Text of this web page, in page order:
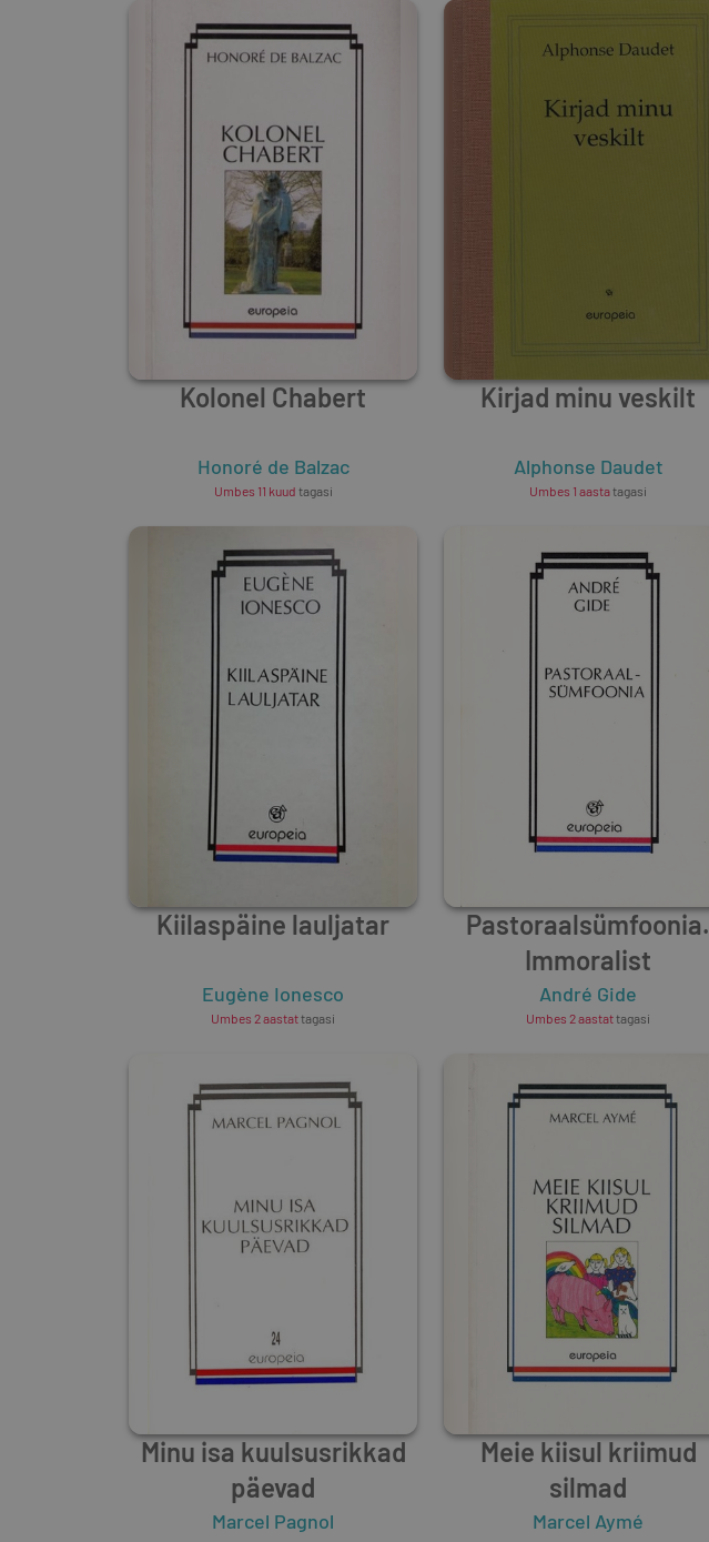
Kolonel Chabert
Honoré de Balzac
Umbes 11 kuud tagasi
Kirjad minu veskilt
Alphonse Daudet
Umbes 1 aastatagasi
Kiilaspäine lauljatar
Eugène Ionesco
Umbes 2 aastattagasi
Pastoraalsümfoonia.
Immoralist
André Gide
Umbes 2 aastattagasi
Minu isa kuulsusrikkad
päevad
Marcel Pagnol
Meie kiisul kriimud
silmad
Marcel Aymé